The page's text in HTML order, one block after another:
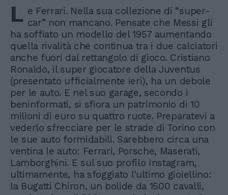
L e Ferrari. Nella sua collezione di “super-
car” non mancano. Pensate che Messi gli
ha soffiato un modello del 1957 aumentando
quella rivalità che continua tra i due calciatori
anche fuori dal rettangolo di gioco. Cristiano
Ronaldo, il super giocatore della Juventus
(presentato ufficialmente ieri), ha un debole
per le auto. E nel suo garage, secondo i
beninformati, si sfiora un patrimonio di 10
milioni di euro su quattro ruote. Preparatevi a
vederlo sfrecciare per le strade di Torino con
le sue auto formidabili. Sarebbero circa una
ventina le auto: Ferrari, Porsche, Maserati,
Lamborghini. E sul suo profilo Instagram,
ultimamente, ha sfoggiato l'ultimo gioiellino:
la Bugatti Chiron, un bolide da 1500 cavalli,